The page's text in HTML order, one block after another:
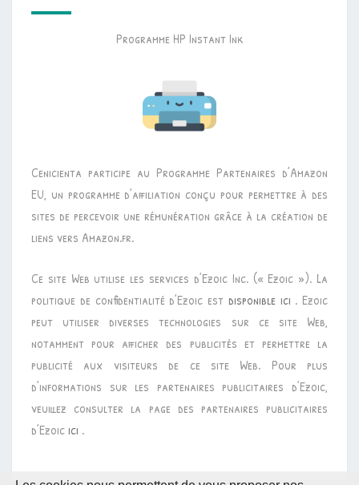
Programme HP Instant Ink
Cenicienta participe au Programme Partenaires d’Amazon
EU, un programme d’affiliation conçu pour permettre à des
sites de percevoir une rémunération grâce à la création de
liens vers Amazon.fr.
Ce site Web utilise les services d’Ezoic Inc. (« Ezoic »). La
politique de confidentialité d’Ezoic est disponible ici . Ezoic
peut utiliser diverses technologies sur ce site Web,
notamment pour afficher des publicités et permettre la
publicité aux visiteurs de ce site Web. Pour plus
d’informations sur les partenaires publicitaires d’Ezoic,
veuillez consulter la page des partenaires publicitaires
d’Ezoic ici .